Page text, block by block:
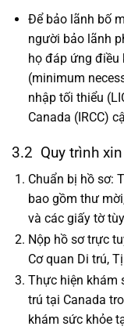
Để bảo lãnh bố
người bảo lãnh
họ đáp ứng điều
(minimum
nhập tối thiểu
Canada (IRCC)
3.2 Quy trình
Chuẩn bị hồ sơ:
bao gồm thư
và các giấy tờ
Nộp hồ sơ trực
Cơ quan Di trú,
Thực hiện khám
trú tại Canada
khám sức khỏe